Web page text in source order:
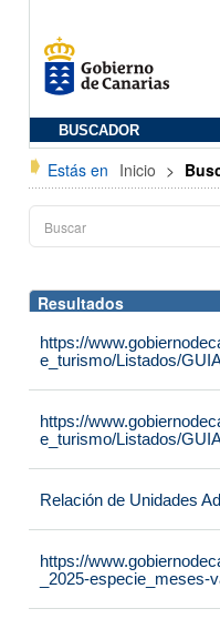
BUSCADOR
Estás en Inicio >
Resultados
https://
e_turismo/Listados/
https://
e_turismo/Listados/
Relación de Unidades
https://
_2025-especie_meses-